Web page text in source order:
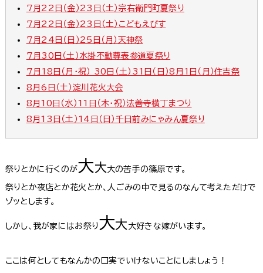
7月22日（金）23日（土）宗右衛門町夏祭り
7月22日（金）23日（土）こどもえびす
7月24日（日）25日（月）天神祭
7月30日（土）水掛不動尊表参道夏祭り
7月18日（月・祝） 30日（土）31日（日）8月1日（月）住吉祭
8月6日（土）淀川花火大会
8月10日（水）11日（木・祝）法善寺横丁まつり
8月13日（土）14日（日）千日前みにゃみん夏祭り
祭りとかに行くのが大大大の苦手の篠原です。
祭りとか夜店とか花火とか、人ごみの中で見るのなんて考えただけで
ゾッとします。
しかし、我が家にはお祭り大大 大好きな嫁がいます。
ここは何としてもなんかの口実でいけないことにしましょう！